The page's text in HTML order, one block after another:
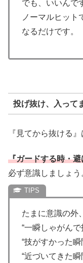
でも、いいんで
ノーマルヒット
なるだけです。
投げ抜け、入って
『見てから抜ける
『ガードする時・
必ず意識しましょう
たまに意識の外、
“一瞬しゃがんで
“技がすかった
“近づいてきた